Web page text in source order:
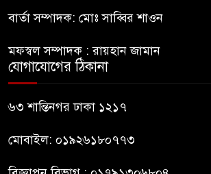
৬ সাংবাদিক আহত
বার্তা সম্পাদক: মোঃ সাব্বির শাওন
মফস্বল সম্পাদক : রায়হান জামান
যোগাযোগের ঠিকানা
৬৩ শান্তিনগর ঢাকা ১২১৭
মোবাইল: ০১৯২৬১৮০৭৭৩